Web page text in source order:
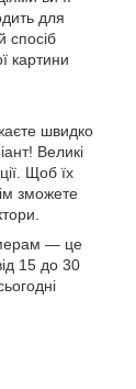
для
спосіб
картини
швидко
Великі
Щоб їх
зможете
— це
15 до 30